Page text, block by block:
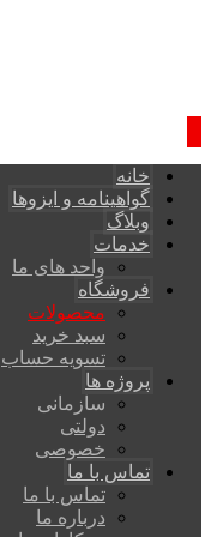
خانه
گواهینامه و ایزوها
وبلاگ
خدمات
واحد های ما
فروشگاه
محصولات
سبد خرید
تسویه حساب
پروژه ها
سازمانی
دولتی
خصوصی
تماس با ما
تماس با ما
درباره ما